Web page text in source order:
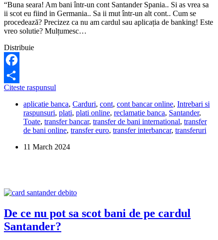
“Buna seara! Am bani într-un cont Santander Spania.. Si as vrea sa
ii scot eu fiind in Germania.. Sa ii mut într-un alt cont.. Cum se
procedează? Precizez ca nu am cardul sau aplicația de banking! Este
vreo solutie? Mulțumesc…
Distribuie
Facebook
Share
Citeste raspunsul
sa
mut
banii
dintr-
cont
aplicatie banca, Carduri, cont, cont bancar online, Intrebari si
raspunsuri, plati, plati online, reclamatie banca, Santander,
Toate, transfer bancar, transfer de bani international, transfer
de bani online, transfer euro, transfer interbancar, transferuri
11 March 2024
De ce nu pot sa scot bani de pe cardul
Santander?